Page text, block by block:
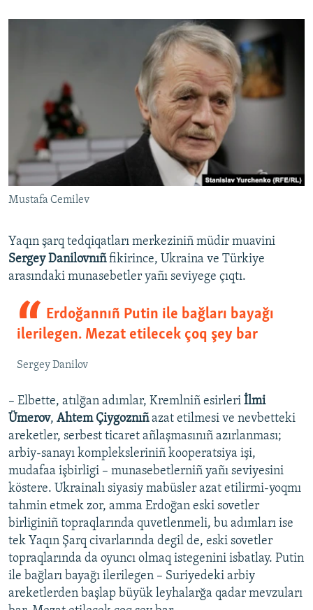
Mustafa Cemilev
Yaqın şarq tedqiqatları merkeziniñ müdir muavini
Sergey Danilovnıñfikirince, Ukraina ve Türkiye
arasındaki munasebetler yañı seviyege çıqtı.
Erdoğannıñ Putin ile bağları bayağı
ilerilegen. Mezat etilecek çoq şey bar
Sergey Danilov
– Elbette, atılğan adımlar, Kremlniñ esirleri İlmi
Ümerov, Ahtem Çiygoznıñazat etilmesi ve nevbetteki
areketler, serbest ticaret añlaşmasınıñ azırlanması;
arbiy-sanayı kompleksleriniñ kooperatsiya işi,
mudafaa işbirligi – munasebetlerniñ yañı seviyesini
köstere. Ukrainalı siyasiy mabüsler azat etilirmi-yoqmı
tahmin etmek zor, amma Erdoğan eski sovetler
birliginiñ topraqlarında quvetlenmeli, bu adımları ise
tek Yaqın Şarq civarlarında degil de, eski sovetler
topraqlarında da oyuncı olmaq istegenini isbatlay. Putin
ile bağları bayağı ilerilegen – Suriyedeki arbiy
areketlerden başlap büyük leyhalarğa qadar mevzuları